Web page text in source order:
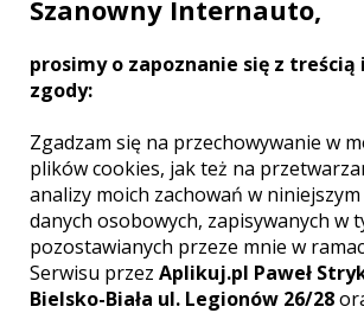
Ocena:0,00 / 5
(0
pozowane ujęcia oraz
plenerowe? To dobrze trafiliście!
do Waszych usług :)
Zobacz więcej
Szanowny Internauto,
prosimy o zapoznanie się z treścią
zgody:
Zgadzam się na przechowywanie w
plików cookies, jak też na
analizy moich zachowań w
danych osobowych, zapisywanych w
pozostawianych przeze mnie w
Serwisu przez Aplikuj.pl Paweł
Bielsko-Biała ul. Legionów 26/28